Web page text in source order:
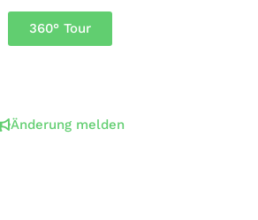
360° Tour
Änderung melden